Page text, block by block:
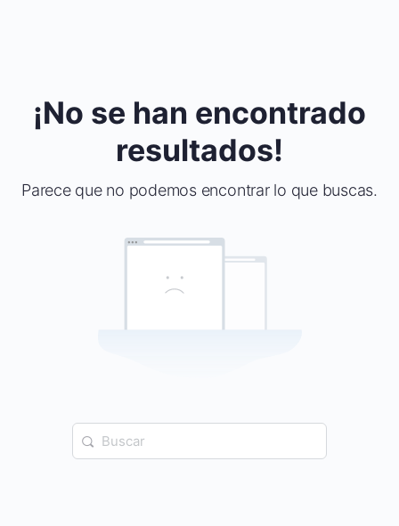
¡No se han encontrado
resultados!
Parece que no podemos encontrar lo que buscas.
Buscar: